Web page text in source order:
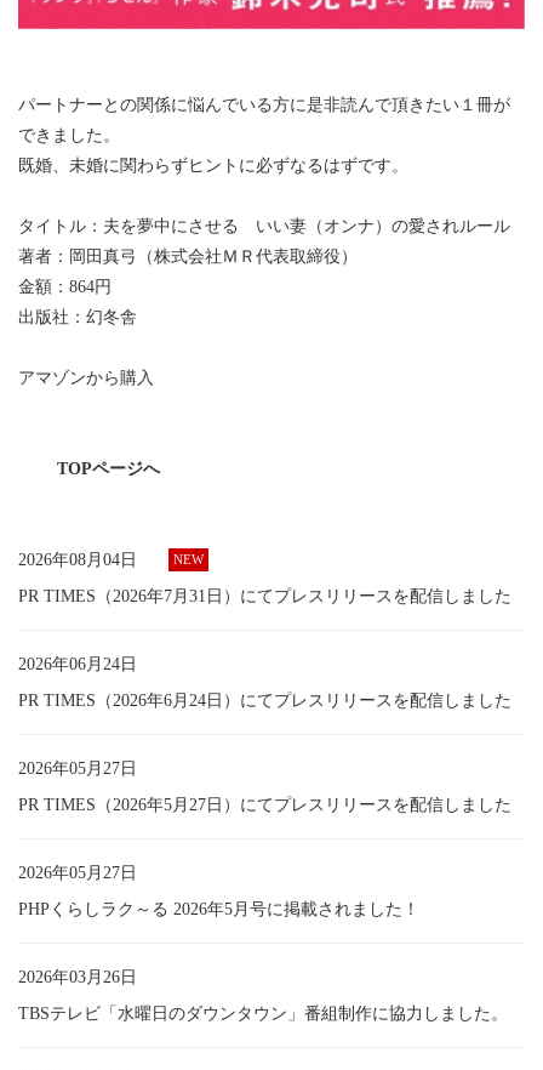
パートナーとの関係に悩んでいる方に是非読んで頂きたい１冊が
できました。
既婚、未婚に関わらずヒントに必ずなるはずです。
タイトル：夫を夢中にさせる いい妻（オンナ）の愛されルール
著者：岡田真弓（株式会社ＭＲ代表取締役）
金額：864円
出版社：幻冬舎
アマゾンから購入
TOPページへ
2026年08月04日
PR TIMES（2026年7月31日）にてプレスリリースを配信しました
2026年06月24日
PR TIMES（2026年6月24日）にてプレスリリースを配信しました
2026年05月27日
PR TIMES（2026年5月27日）にてプレスリリースを配信しました
2026年05月27日
PHPくらしラク～る 2026年5月号に掲載されました！
2026年03月26日
TBSテレビ「水曜日のダウンタウン」番組制作に協力しました。